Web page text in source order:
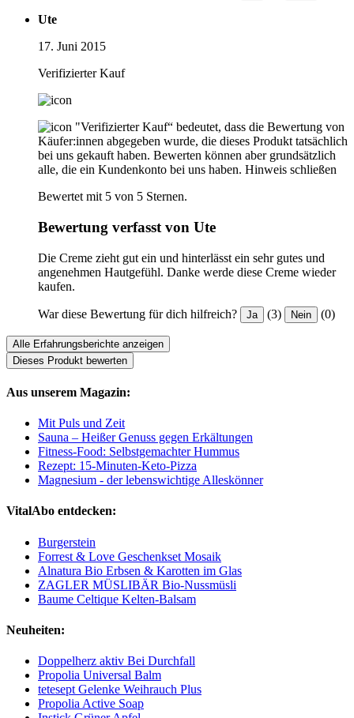
Ute
17. Juni 2015
Verifizierter Kauf
"Verifizierter Kauf“ bedeutet, dass die Bewertung von
Käufer:innen abgegeben wurde, die dieses Produkt tatsächlich
bei uns gekauft haben. Bewerten können aber grundsätzlich
alle, die ein Kundenkonto bei uns haben. Hinweis schließen
Bewertet mit 5 von 5 Sternen.
Bewertung verfasst von Ute
Die Creme zieht gut ein und hinterlässt ein sehr gutes und
angenehmen Hautgefühl. Danke werde diese Creme wieder
kaufen.
War diese Bewertung für dich hilfreich? Ja (3) Nein (0)
Alle Erfahrungsberichte anzeigen
Dieses Produkt bewerten
Aus unserem Magazin:
Mit Puls und Zeit
Sauna – Heißer Genuss gegen Erkältungen
Fitness-Food: Selbstgemachter Hummus
Rezept: 15-Minuten-Keto-Pizza
Magnesium - der lebenswichtige Alleskönner
VitalAbo entdecken:
Burgerstein
Forrest & Love Geschenkset Mosaik
Alnatura Bio Erbsen & Karotten im Glas
ZAGLER MÜSLIBÄR Bio-Nussmüsli
Baume Celtique Kelten-Balsam
Neuheiten:
Doppelherz aktiv Bei Durchfall
Propolia Universal Balm
tetesept Gelenke Weihrauch Plus
Propolia Active Soap